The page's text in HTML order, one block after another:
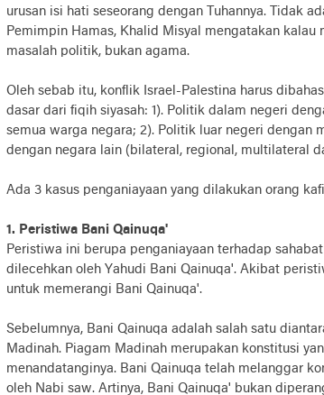
urusan isi hati seseorang dengan Tuhannya. Tidak
Pemimpin Hamas, Khalid Misyal mengatakan kalau
masalah politik, bukan agama.
Oleh sebab itu, konflik Israel-Palestina harus
dasar dari fiqih siyasah: 1). Politik dalam negeri
semua warga negara; 2). Politik luar negeri dengan
dengan negara lain (bilateral, regional, multilateral
Ada 3 kasus penganiayaan yang dilakukan orang
1. Peristiwa Bani Qainuqa'
Peristiwa ini berupa penganiayaan terhadap
dilecehkan oleh Yahudi Bani Qainuqa'. Akibat
untuk memerangi Bani Qainuqa'.
Sebelumnya, Bani Qainuqa adalah salah satu
Madinah. Piagam Madinah merupakan konstitusi
menandatanginya. Bani Qainuqa telah melanggar
oleh Nabi saw. Artinya, Bani Qainuqa' bukan